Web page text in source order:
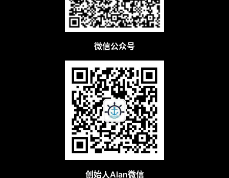
微信公众号
创始人Alan微信